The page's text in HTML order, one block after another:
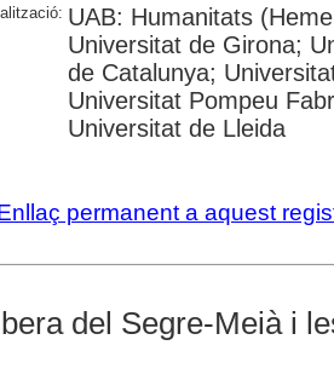
UAB: Humanitats
Universitat de Girona;
de Catalunya;
Universitat Pompeu
Universitat de Lleida
permanent a aquest
del Segre-Meià i